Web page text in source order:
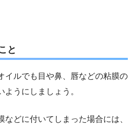
と
イルでも目や鼻、唇などの粘膜の
うにしましょう。
どに付いてしまった場合には、